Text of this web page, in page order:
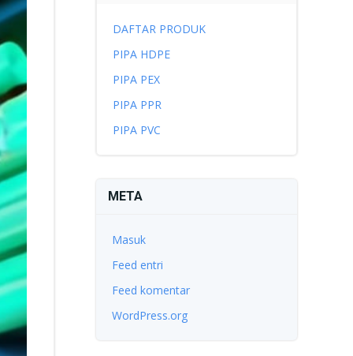
DAFTAR PRODUK
PIPA HDPE
PIPA PEX
PIPA PPR
PIPA PVC
META
Masuk
Feed entri
Feed komentar
WordPress.org